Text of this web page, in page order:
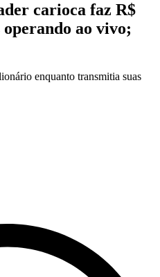
carioca faz R$
ao vivo;
enquanto transmitia suas